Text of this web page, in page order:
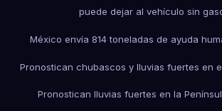
puede dejar al vehículo sin
México envía 814 toneladas de ayuda
Pronostican chubascos y lluvias fuertes en
Pronostican lluvias fuertes en la